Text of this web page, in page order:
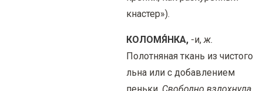
кнастер»).
КОЛОМЯ́НКА, -и,ж.
Полотняная ткань из чистого
льна или с добавлением